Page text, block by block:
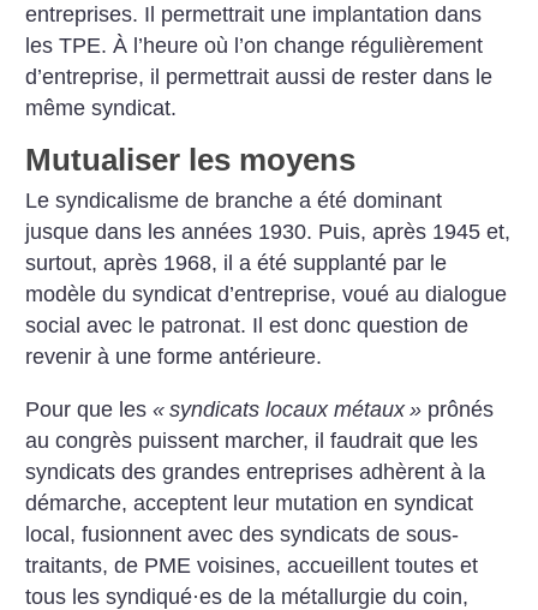
entreprises. Il permettrait une implantation dans
les TPE. À l’heure où l’on change régulièrement
d’entreprise, il permettrait aussi de rester dans le
même syndicat.
Mutualiser les moyens
Le syndicalisme de branche a été dominant
jusque dans les années 1930. Puis, après 1945 et,
surtout, après 1968, il a été supplanté par le
modèle du syndicat d’entreprise, voué au dialogue
social avec le patronat. Il est donc question de
revenir à une forme antérieure.
Pour que les« syndicats locaux métaux » prônés
au congrès puissent marcher, il faudrait que les
syndicats des grandes entreprises adhèrent à la
démarche, acceptent leur mutation en syndicat
local, fusionnent avec des syndicats de sous-
traitants, de PME voisines, accueillent toutes et
tous les syndiqué·es de la métallurgie du coin,